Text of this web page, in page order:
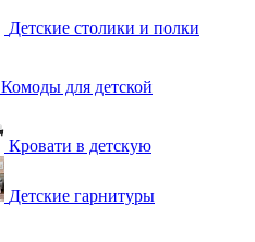
Детские столики и полки
Комоды для детской
Кровати в детскую
Детские гарнитуры